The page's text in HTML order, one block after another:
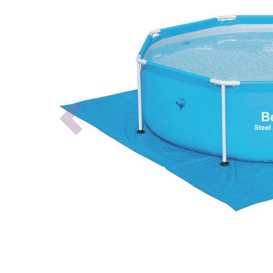
Previous